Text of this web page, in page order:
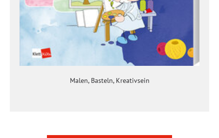
Malen, Basteln, Kreativsein